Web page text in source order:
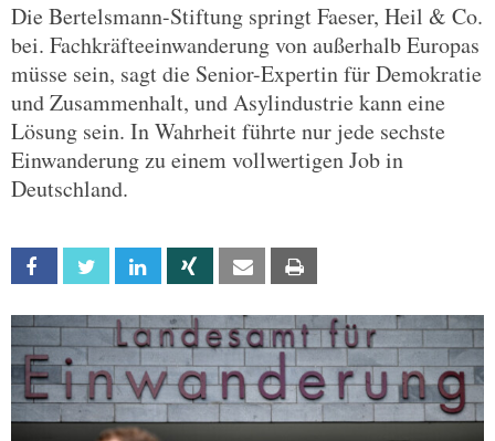
Die Bertelsmann-Stiftung springt Faeser, Heil & Co.
bei. Fachkräfteeinwanderung von außerhalb Europas
müsse sein, sagt die Senior-Expertin für Demokratie
und Zusammenhalt, und Asylindustrie kann eine
Lösung sein. In Wahrheit führte nur jede sechste
Einwanderung zu einem vollwertigen Job in
Deutschland.
Facebook Twitter Linkedin Xing Email